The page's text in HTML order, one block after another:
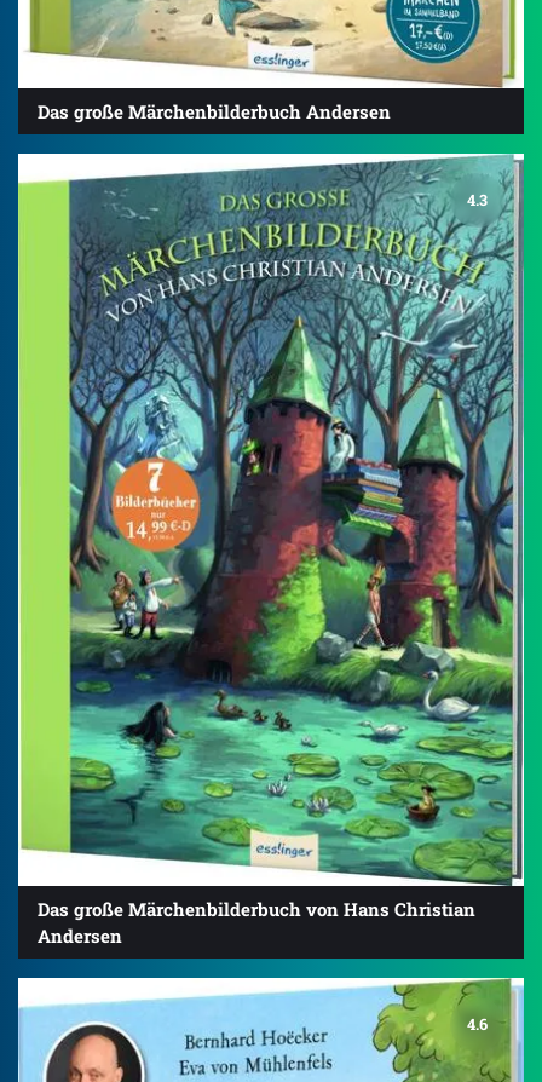
Das große Märchenbilderbuch Andersen
4.3
Das große Märchenbilderbuch von Hans Christian
Andersen
4.6